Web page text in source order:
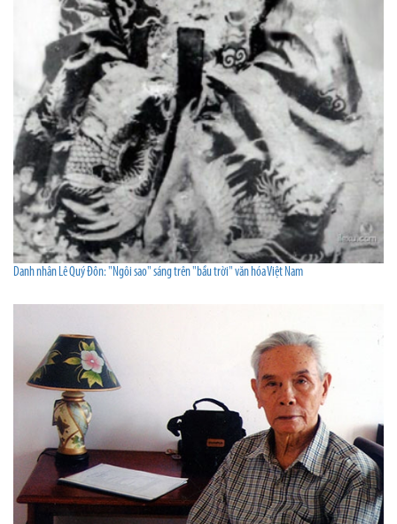
Danh nhân Lê Quý Đôn: "Ngôi sao" sáng trên "bầu trời" văn hóa Việt Nam